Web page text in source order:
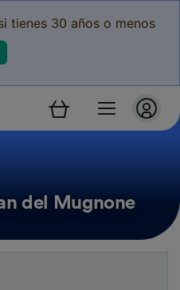
tienes 30 años o menos
del Mugnone